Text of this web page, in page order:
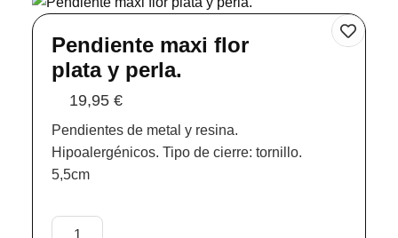
Pendiente maxi flor
plata y perla.
19,95€
Pendientes de metal y resina.
Hipoalergénicos. Tipo de cierre: tornillo.
5,5cm